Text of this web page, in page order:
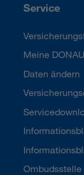
Service
Meine DONAU
Daten ändern
Ombudsstelle